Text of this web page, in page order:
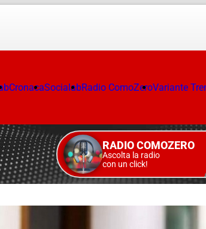
CronacaSocialabRadio ComoZeroVariante
RADIO COMOZERO
Ascolta la radio
con un click!